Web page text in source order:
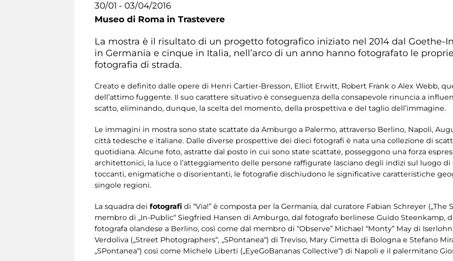
30/01 - 03/04/2016
Museo di Roma in Trastevere
La mostra è il risultato di un progetto fotografico iniziato nel 2014 dal Goethe-
in Germania e cinque in Italia, nell’arco di un anno hanno fotografato le
fotografia di strada.
Creato e definito dalle opere di Henri Cartier-Bresson, Elliot Erwitt, Robert Frank o Alex Webb,
dell’attimo fuggente. Il suo carattere situativo è conseguenza della consapevole rinuncia a
scatto, eliminando, dunque, la scelta del momento, della prospettiva e del taglio dell’immagine.
Le immagini in mostra sono state scattate da Amburgo a Palermo, attraverso Berlino, Napoli,
città tedesche e italiane. Dalle diverse prospettive dei dieci fotografi è nata una collezione di
quotidiana. Alcune foto, astratte dal posto in cui sono state scattate, posseggono una forza
architettonici, la luce o l’atteggiamento delle persone raffigurate lasciano degli indizi sul luogo
toccanti, enigmatiche o disorientanti, le fotografie dischiudono le significative caratteristiche
singole regioni.
La squadra dei fotografi di “Via!” è composta per la Germania, dal curatore Fabian Schreyer
membro di „In-Public“ Siegfried Hansen di Amburgo, dal fotografo berlinese Guido Steenkamp,
fotografa olandese a Berlino, così come dal membro di “Observe” Michael “Monty” May di
Verdoliva („Street Photographers“, „SPontanea“) di Treviso, Mary Cimetta di Bologna e Stefano
„SPontanea“) così come Michele Liberti („EyeGoBananas Collective“) di Napoli e il palermitano